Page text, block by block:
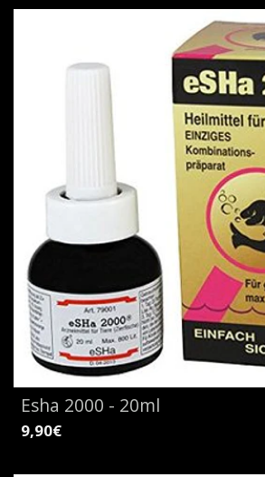
Esha 2000 - 20ml
9,90€